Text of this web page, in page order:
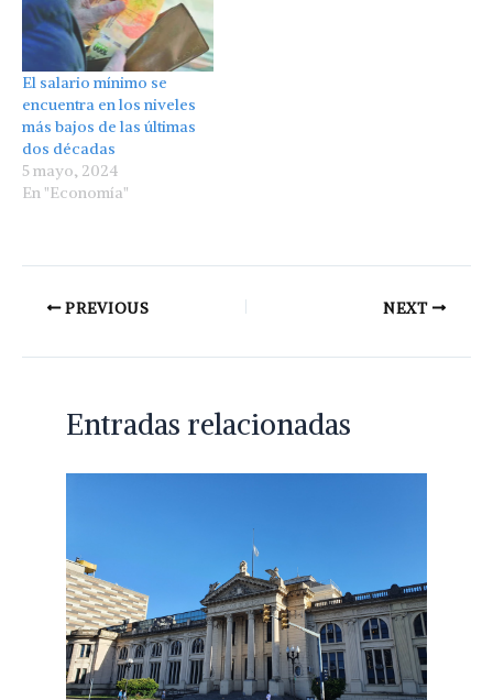
El salario mínimo se
encuentra en los niveles
más bajos de las últimas
dos décadas
5 mayo, 2024
En "Economía"
PREVIOUS NEXT
Entradas relacionadas